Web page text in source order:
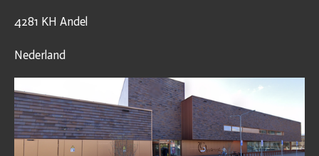
4281 KH Andel
Nederland